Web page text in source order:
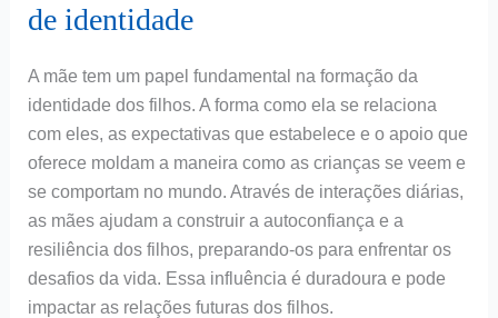
de identidade
A mãe tem um papel fundamental na formação da
identidade dos filhos. A forma como ela se relaciona
com eles, as expectativas que estabelece e o apoio que
oferece moldam a maneira como as crianças se veem e
se comportam no mundo. Através de interações diárias,
as mães ajudam a construir a autoconfiança e a
resiliência dos filhos, preparando-os para enfrentar os
desafios da vida. Essa influência é duradoura e pode
impactar as relações futuras dos filhos.